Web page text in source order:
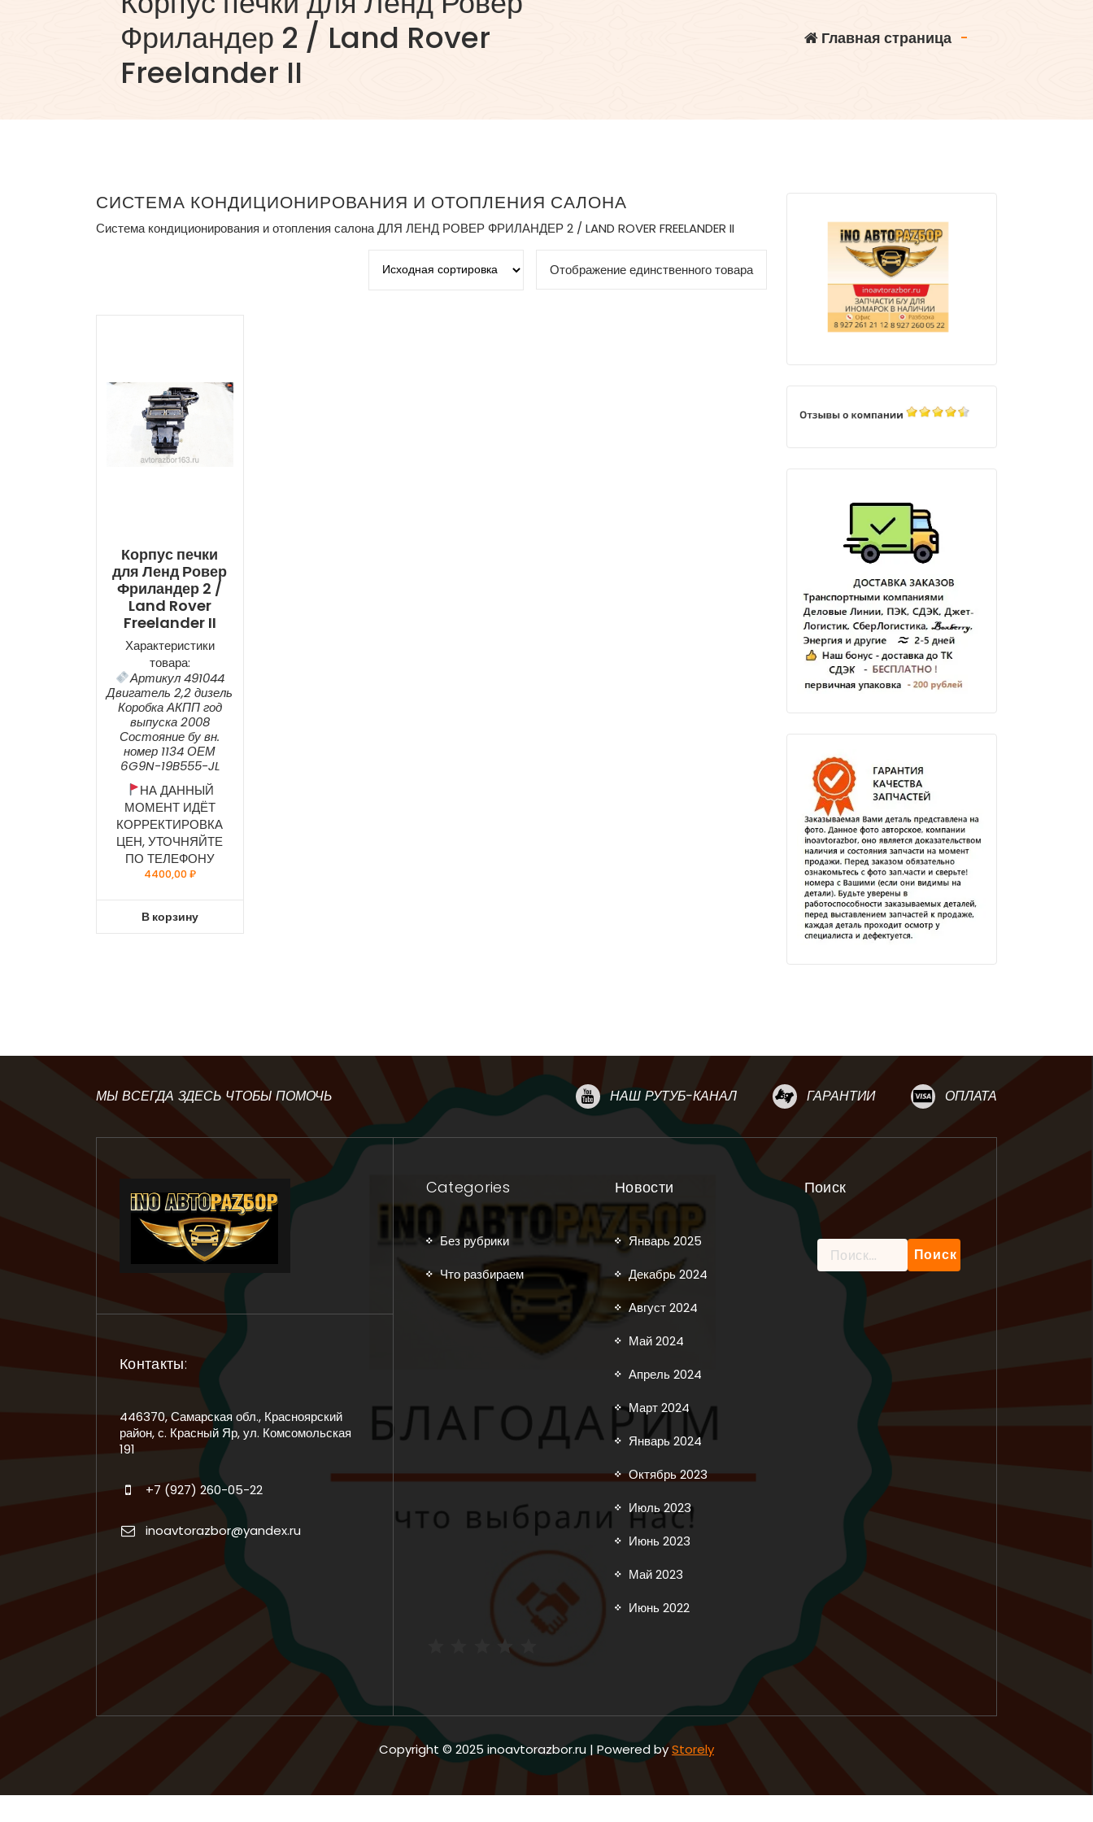
Фриландер 2 / Land Rover
Freelander II
Главная страница -
СИСТЕМА КОНДИЦИОНИРОВАНИЯ И ОТОПЛЕНИЯ САЛОНА
Система кондиционирования и отопления салона ДЛЯ ЛЕНД РОВЕР ФРИЛАНДЕР 2 / LAND ROVER FREELANDER II
Отображение единственного товара
Корпус печки
для Ленд Ровер
Фриландер 2 /
Land Rover
Freelander II
Характеристики
товара:
Артикул 491044
Двигатель 2,2 дизель
Коробка АКПП год
выпуска 2008
Состояние бу вн.
номер 1134 ОЕМ
6G9N-19B555-JL
НА ДАННЫЙ
МОМЕНТ ИДЁТ
КОРРЕКТИРОВКА
ЦЕН, УТОЧНЯЙТЕ
ПО ТЕЛЕФОНУ
4400,00₽
В корзину
МЫ ВСЕГДА ЗДЕСЬ ЧТОБЫ ПОМОЧЬ НАШ РУТУБ-КАНАЛ ГАРАНТИИ ОПЛАТА
Контакты:
446370, Самарская обл., Красноярский
район, с. Красный Яр, ул. Комсомольская
191
+7 (927) 260-05-22
inoavtorazbor@yandex.ru
Categories
Без рубрики
Что разбираем
Новости
Январь 2025
Декабрь 2024
Август 2024
Май 2024
Апрель 2024
Март 2024
Январь 2024
Октябрь 2023
Июль 2023
Июнь 2023
Май 2023
Июнь 2022
Поиск
Найти:
Рейтинг: 5 из 5.
Copyright © 2025 inoavtorazbor.ru | Powered byStorely